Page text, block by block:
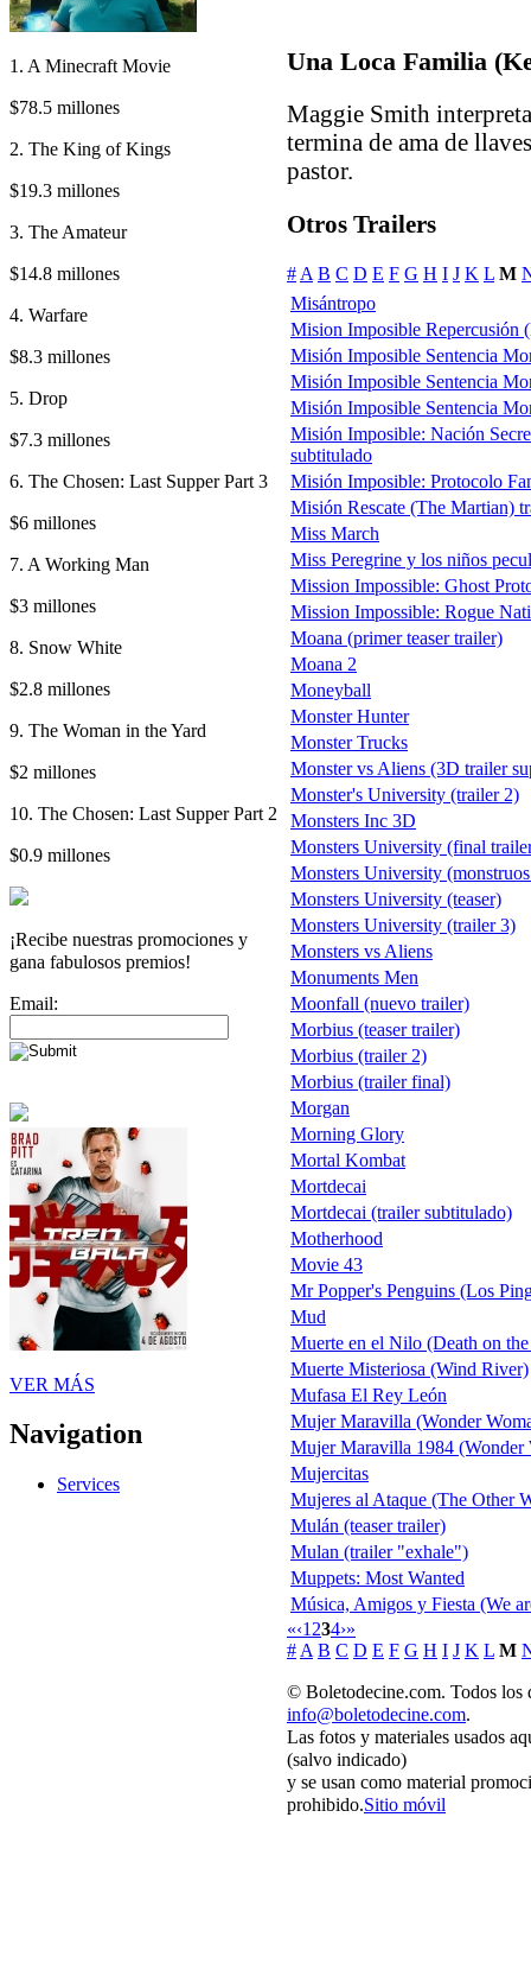
1. A Minecraft Movie
$78.5 millones
2. The King of Kings
$19.3 millones
3. The Amateur
$14.8 millones
4. Warfare
$8.3 millones
5. Drop
$7.3 millones
6. The Chosen: Last Supper Part 3
$6 millones
7. A Working Man
$3 millones
8. Snow White
$2.8 millones
9. The Woman in the Yard
$2 millones
10. The Chosen: Last Supper Part 2
$0.9 millones
¡Recibe nuestras promociones y
gana fabulosos premios!
Email:
VER MÁS
Navigation
Services
Una Loca Familia
Maggie Smith
termina de ama de
pastor.
Otros Trailers
# A B C D E F G H I J K L M
Misántropo
Mision Imposible Repercusión
Misión Imposible Sentencia
Misión Imposible Sentencia
Misión Imposible Sentencia
Misión Imposible: Nación
subtitulado
Misión Imposible: Protocolo
Misión Rescate (The Martian)
Miss March
Miss Peregrine y los niños
Mission Impossible: Ghost
Mission Impossible: Rogue
Moana (primer teaser trailer)
Moana 2
Moneyball
Monster Hunter
Monster Trucks
Monster vs Aliens (3D trailer
Monster's University (trailer 2)
Monsters Inc 3D
Monsters University (final
Monsters University
Monsters University (teaser)
Monsters University (trailer 3)
Monsters vs Aliens
Monuments Men
Moonfall (nuevo trailer)
Morbius (teaser trailer)
Morbius (trailer 2)
Morbius (trailer final)
Morgan
Morning Glory
Mortal Kombat
Mortdecai
Mortdecai (trailer subtitulado)
Motherhood
Movie 43
Mr Popper's Penguins (Los
Mud
Muerte en el Nilo (Death on
Muerte Misteriosa (Wind River)
Mufasa El Rey León
Mujer Maravilla (Wonder
Mujer Maravilla 1984 (Wonder
Mujercitas
Mujeres al Ataque (The Other
Mulán (teaser trailer)
Mulan (trailer "exhale")
Muppets: Most Wanted
Música, Amigos y Fiesta (We
«‹1 234›»
# A B C D E F G H I J K L M
© Boletodecine.com. Todos los
info@boletodecine.com.
Las fotos y materiales usados
(salvo indicado)
y se usan como material
prohibido.Sitio móvil